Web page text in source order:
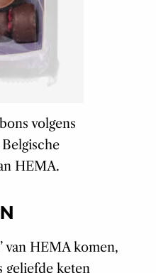
volgens
HEMA.
van HEMA komen,
geliefde keten